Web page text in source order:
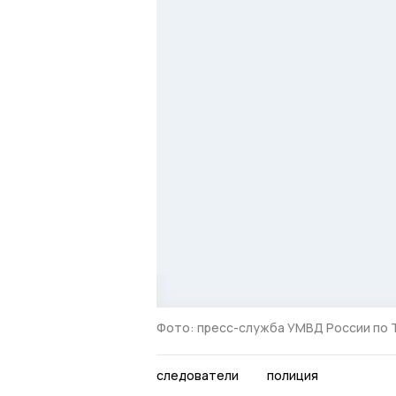
Фото: пресс-служба УМВД России по
следователи полиция